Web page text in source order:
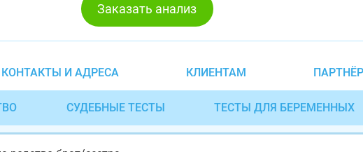
Заказать анализ
КОНТАКТЫ И АДРЕСА КЛИЕНТАМ
СУДЕБНЫЕ ТЕСТЫ ТЕСТЫ ДЛЯ БЕРЕМЕННЫХ